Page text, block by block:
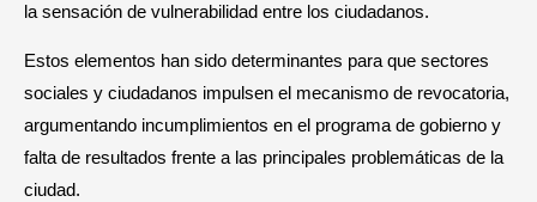
la sensación de vulnerabilidad entre los ciudadanos.
Estos elementos han sido determinantes para que sectores
sociales y ciudadanos impulsen el mecanismo de revocatoria,
argumentando incumplimientos en el programa de gobierno y
falta de resultados frente a las principales problemáticas de la
ciudad.